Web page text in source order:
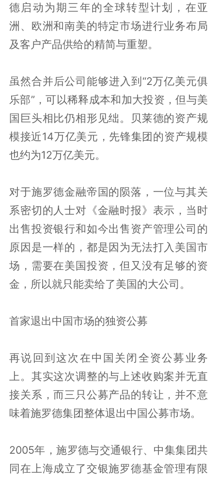
德启动为期三年的全球转型计划，在亚
洲、欧洲和南美的特定市场进行业务布局
及客户产品供给的精简与重塑。
虽然合并后公司能够进入到“2万亿美元俱
乐部”，可以稀释成本和加大投资，但与美
国巨头相比仍相形见绌。贝莱德的资产规
模接近14万亿美元，先锋集团的资产规模
也约为12万亿美元。
对于施罗德金融帝国的陨落，一位与其关
系密切的人士对《金融时报》表示，当时
出售投资银行和如今出售资产管理公司的
原因是一样的，都是因为无法打入美国市
场，需要在美国投资，但又没有足够的资
金，所以就只能卖给了美国的大公司。
首家退出中国市场的独资公募
再说回到这次在中国关闭全资公募业务
上。其实这次调整的与上述收购案并无直
接关系，而三只公募产品的转让，并不意
味着施罗德集团整体退出中国公募市场。
2005年，施罗德与交通银行、中集集团共
同在上海成立了交银施罗德基金管理有限